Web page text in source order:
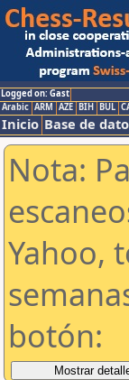
Logged on: Gast
Arabic ARM AZE BIH BUL
Inicio Base de
Nota:
Yahoo,
botón: